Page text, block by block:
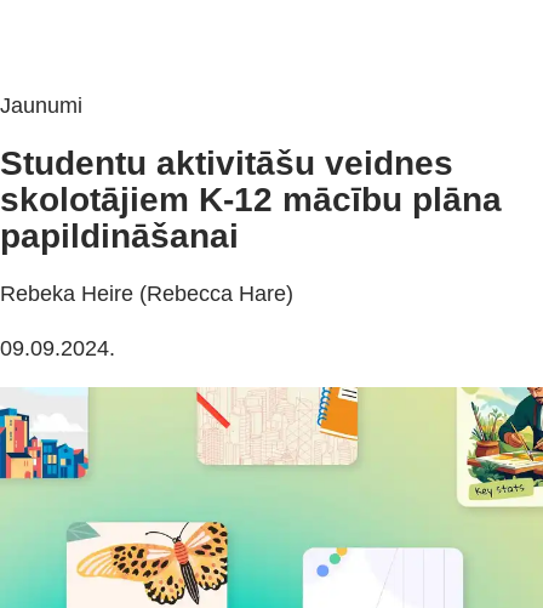
Jaunumi
Studentu aktivitāšu veidnes
skolotājiem K-12 mācību plāna
papildināšanai
Rebeka Heire (Rebecca Hare)
09.09.2024.